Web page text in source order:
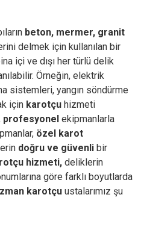
beton, mermer, granit
delmek için kullanılan bir
içi ve dışı her türlü delik
Örneğin, elektrik
sistemleri, yangın söndürme
için karotçu hizmeti
profesyonel ekipmanlarla
özel karot
doğru ve güvenli bir
hizmeti, deliklerin
göre farklı boyutlarda
karotçu ustalarımız şu